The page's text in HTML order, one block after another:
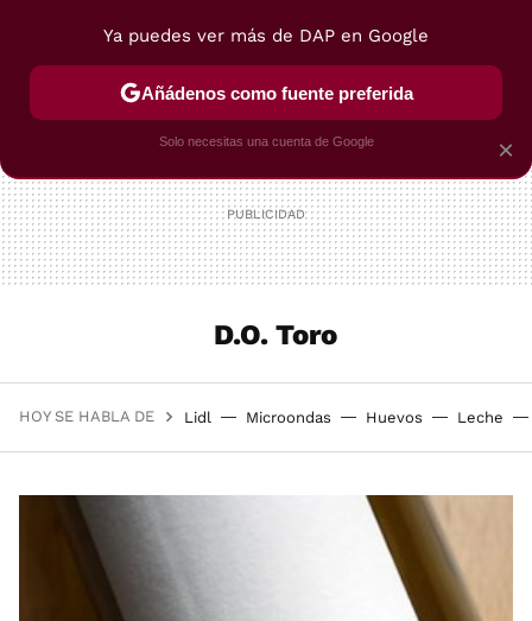
POSTRES VIAJES SELECCIÓN VEGUI
D.O. Toro
HOY SE HABLA DE Lidl Microondas Huevos Leche
×
Ya puedes ver más de DAP en Google
Añádenos como fuente preferida
Solo necesitas una cuenta de Google